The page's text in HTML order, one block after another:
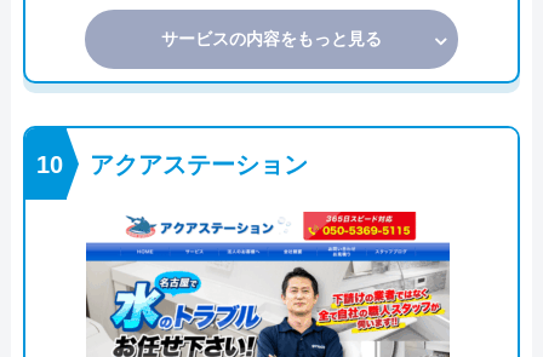
サービスの内容をもっと見る
アクアステーション